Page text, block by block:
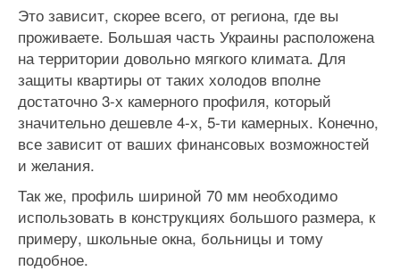
Это зависит, скорее всего, от региона, где вы
проживаете. Большая часть Украины расположена
на территории довольно мягкого климата. Для
защиты квартиры от таких холодов вполне
достаточно 3-х камерного профиля, который
значительно дешевле 4-х, 5-ти камерных. Конечно,
все зависит от ваших финансовых возможностей
и желания.
Так же, профиль шириной 70 мм необходимо
использовать в конструкциях большого размера, к
примеру, школьные окна, больницы и тому
подобное.